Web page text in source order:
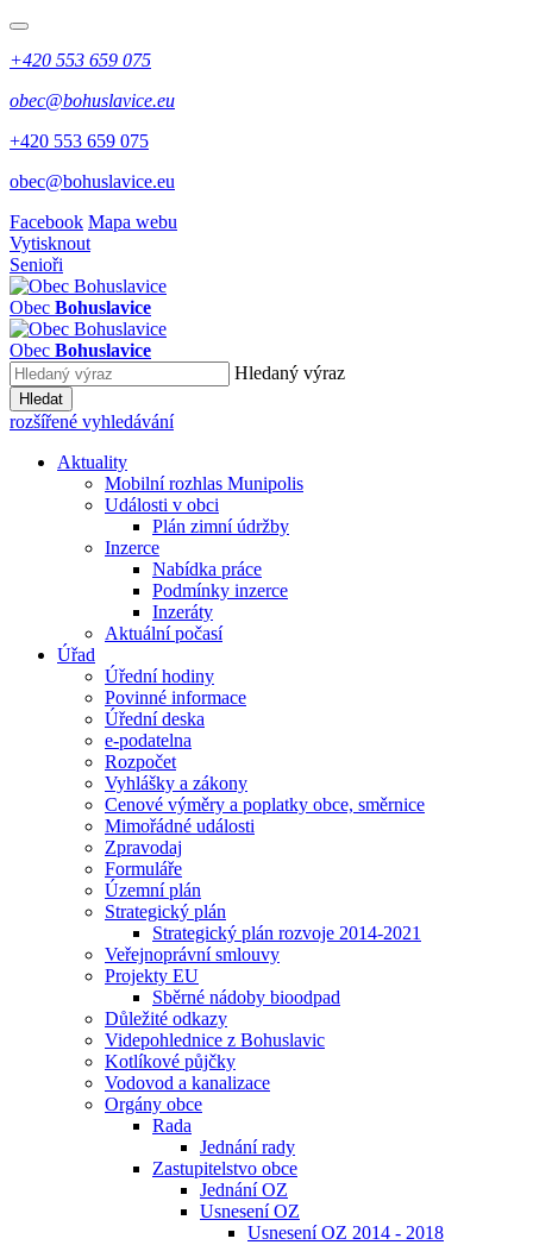
+420 553 659 075
obec@bohuslavice.eu
+420 553 659 075
obec@bohuslavice.eu
Facebook Mapa webu
Vytisknout
Senioři
Obec Bohuslavice
Obec Bohuslavice
Hledaný výraz
Hledat
rozšířené vyhledávání
Aktuality
Mobilní rozhlas Munipolis
Události v obci
Plán zimní údržby
Inzerce
Nabídka práce
Podmínky inzerce
Inzeráty
Aktuální počasí
Úřad
Úřední hodiny
Povinné informace
Úřední deska
e-podatelna
Rozpočet
Vyhlášky a zákony
Cenové výměry a poplatky obce, směrnice
Mimořádné události
Zpravodaj
Formuláře
Územní plán
Strategický plán
Strategický plán rozvoje 2014-2021
Veřejnoprávní smlouvy
Projekty EU
Sběrné nádoby bioodpad
Důležité odkazy
Videpohlednice z Bohuslavic
Kotlíkové půjčky
Vodovod a kanalizace
Orgány obce
Rada
Jednání rady
Zastupitelstvo obce
Jednání OZ
Usnesení OZ
Usnesení OZ 2014 - 2018